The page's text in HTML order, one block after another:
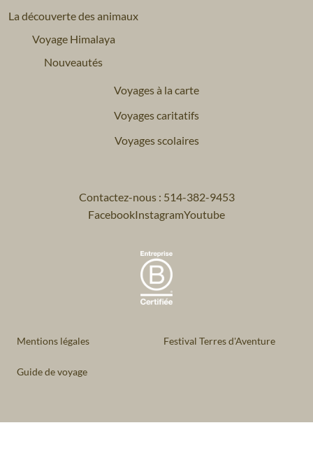
La découverte des animaux
Voyage Himalaya
Nouveautés
Voyages à la carte
Voyages caritatifs
Voyages scolaires
Contactez-nous : 514-382-9453
FacebookInstagramYoutube
Mentions légales Festival Terres d'Aventure
Guide de voyage